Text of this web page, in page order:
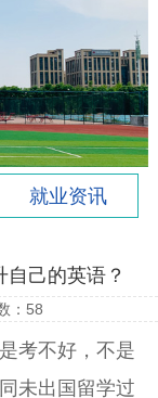
就业资讯
己的英语？
： 58
考不好，不是
未出国留学过